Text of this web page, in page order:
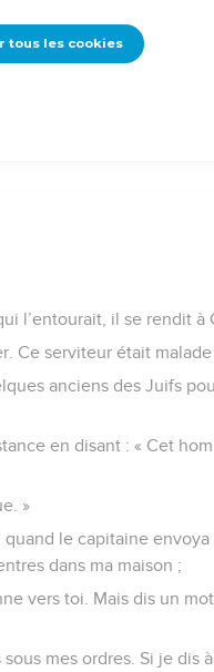
une Bible imprimée, rendez-
l’entourait, il se rendit à
Ce serviteur était malade
anciens des Juifs
en disant : « Cet
»
quand le capitaine
dans ma maison ;
vers toi. Mais dis un
mes ordres. Si je dis à
tous les cookies